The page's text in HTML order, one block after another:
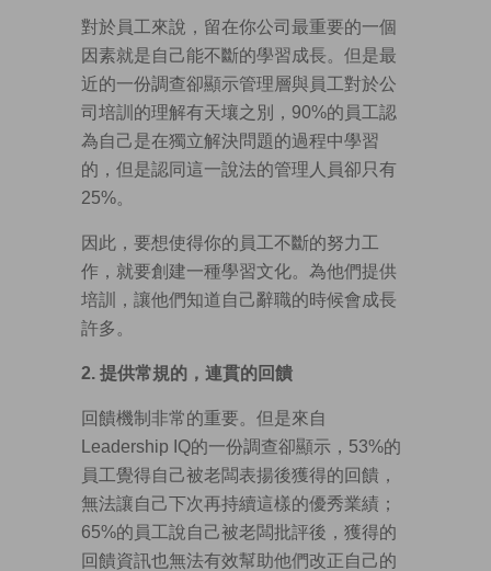
對於員工來說，留在你公司最重要的一個
因素就是自己能不斷的學習成長。但是最
近的一份調查卻顯示管理層與員工對於公
司培訓的理解有天壤之別，90%的員工認
為自己是在獨立解決問題的過程中學習
的，但是認同這一說法的管理人員卻只有
25%。
因此，要想使得你的員工不斷的努力工
作，就要創建一種學習文化。為他們提供
培訓，讓他們知道自己辭職的時候會成長
許多。
2. 提供常規的，連貫的回饋
回饋機制非常的重要。但是來自
Leadership IQ的一份調查卻顯示，53%的
員工覺得自己被老闆表揚後獲得的回饋，
無法讓自己下次再持續這樣的優秀業績；
65%的員工說自己被老闆批評後，獲得的
回饋資訊也無法有效幫助他們改正自己的